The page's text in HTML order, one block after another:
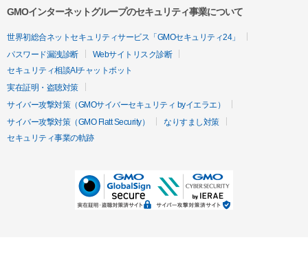
GMOインターネットグループのセキュリティ事業について
世界初総合ネットセキュリティサービス「GMOセキュリティ24」
パスワード漏洩診断
Webサイトリスク診断
セキュリティ相談AIチャットボット
実在証明・盗聴対策
サイバー攻撃対策（GMOサイバーセキュリティ byイエラエ）
サイバー攻撃対策（GMO Flatt Security）
なりすまし対策
セキュリティ事業の軌跡